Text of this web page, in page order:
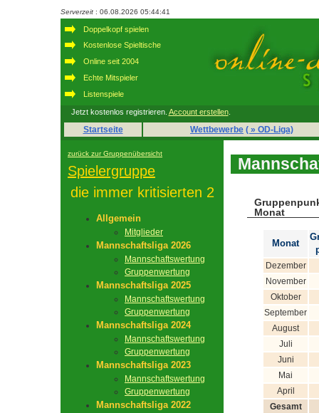
Serverzeit : 06.08.2026 05:44:41
Doppelkopf spielen
Kostenlose Spieltische
Online seit 2004
Echte Mitspieler
Listenspiele
Jetzt kostenlos registrieren. Account erstellen.
Startseite Wettbewerbe ( » OD-Liga)
zurück zur Gruppenübersicht
Spielergruppe
die immer kritisierten 2
Allgemein
Mitglieder
Mannschaftsliga 2026
Mannschaftswertung
Gruppenwertung
Mannschaftsliga 2025
Mannschaftswertung
Gruppenwertung
Mannschaftsliga 2024
Mannschaftswertung
Gruppenwertung
Mannschaftsliga 2023
Mannschaftswertung
Gruppenwertung
Mannschaftsliga 2022
Monat
Monat
Dezember
November
Oktober
September
August
Juli
Juni
Mai
April
Gesamt